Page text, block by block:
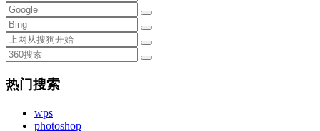
热门搜索
wps
photoshop